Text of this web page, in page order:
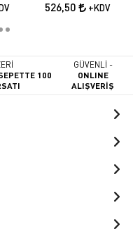
526,50 +KDV
100
GÜVENLİ -
ONLINE
ALIŞVERİŞ